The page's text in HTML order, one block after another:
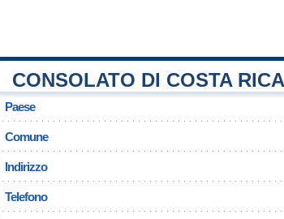
CONSOLATO DI COSTA
Paese
Comune
Indirizzo
Telefono